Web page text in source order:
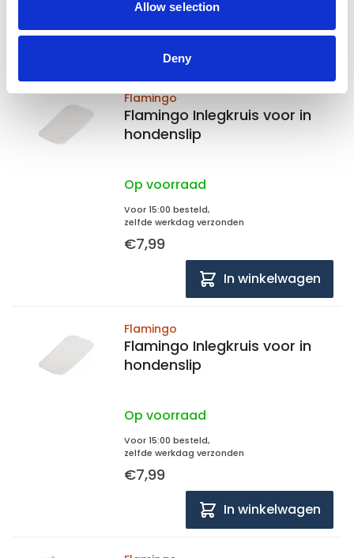
Allow selection
Deny
€6,99
Flamingo
Flamingo Inlegkruis voor in
hondenslip
Op voorraad
Voor 15:00 besteld,
zelfde werkdag verzonden
€7,99
In winkelwagen
Flamingo
Flamingo Inlegkruis voor in
hondenslip
Op voorraad
Voor 15:00 besteld,
zelfde werkdag verzonden
€7,99
In winkelwagen